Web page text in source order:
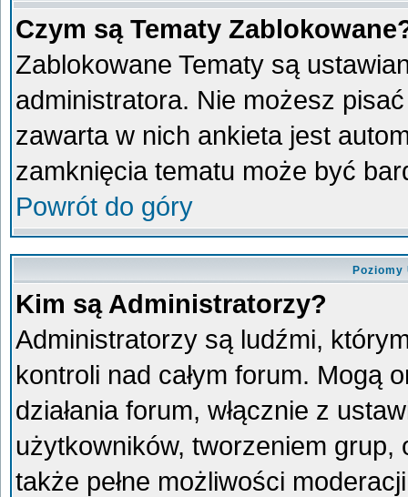
Czym są Tematy
Zablokowane Tematy są
administratora. Nie możesz
zawarta w nich ankieta jest
zamknięcia tematu może być
Powrót do góry
Kim są Administratorzy?
Administratorzy są ludźmi,
kontroli nad całym forum. Mogą
działania forum, włącznie z
użytkowników, tworzeniem
także pełne możliwości